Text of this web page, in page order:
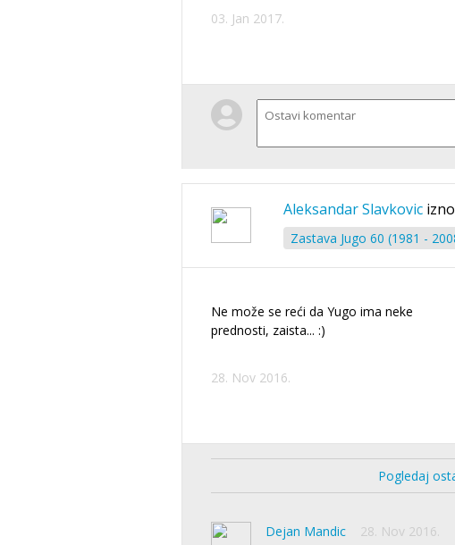
03. Jan 2017.
Aleksandar Slavkovic
Zastava Jugo 60 (1981 -
Ne može se reći da Yugo ima neke
prednosti, zaista... :)
28. Nov 2016.
Pogledaj
Dejan Mandic
28. Nov 2016.